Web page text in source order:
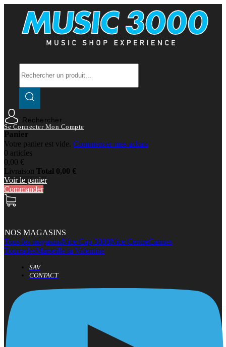
Rechercher
Se Connecter Mon Compte
Panier
Votre panier est vide. Commencer mes achats
0 articles
0,00 €
Livraison Total 0,00 €
Voir le panier
Commander
NOS MAGASINS
Tous les magasinsNice Cap 3000Nice CentreCannes
TourradesMarseille la Valentine
SAV
CONTACT